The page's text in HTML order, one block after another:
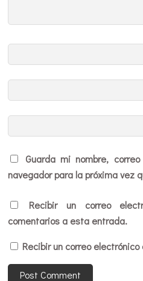
Guarda mi nombre,
navegador para la próxima vez
Recibir un correo
comentarios a esta entrada.
Recibir un correo